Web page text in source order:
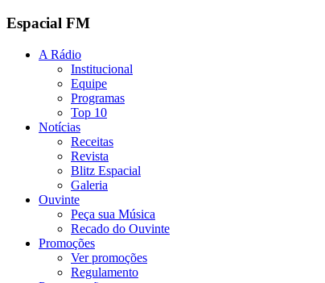
Espacial FM
A Rádio
Institucional
Equipe
Programas
Top 10
Notícias
Receitas
Revista
Blitz Espacial
Galeria
Ouvinte
Peça sua Música
Recado do Ouvinte
Promoções
Ver promoções
Regulamento